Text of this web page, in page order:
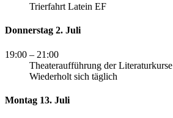
Trierfahrt Latein EF
Donnerstag 2. Juli
19:00 – 21:00
Theateraufführung der Literaturkurse
Wiederholt sich täglich
Montag 13. Juli